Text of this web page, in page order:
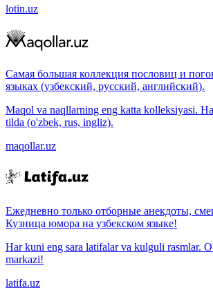
lotin.uz
Самая большая коллекция пословиц и
языках (узбекский, русский, английский).
Maqol va naqllarning eng katta kolleksiyasi.
tilda (o'zbek, rus, ingliz).
maqollar.uz
Ежедневно только отборные анекдоты,
Кузница юмора на узбекском языке!
Har kuni eng sara latifalar va kulguli rasmlar.
markazi!
latifa.uz